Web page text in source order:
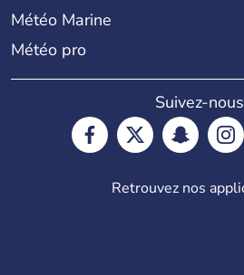
Météo Marine
Météo pro
Suivez-
Retrouvez nos